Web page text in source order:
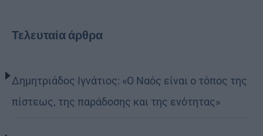
Τελευταία άρθρα
Δημητριάδος Ιγνάτιος: «Ο Ναός είναι ο τόπος της
πίστεως, της παράδοσης και της ενότητας»